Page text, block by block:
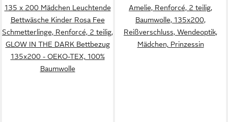
135 x 200 Mädchen Leuchtende
Bettwäsche Kinder Rosa Fee
Schmetterlinge, Renforcé, 2 teilig,
GLOW IN THE DARK Bettbezug
135x200 - OEKO-TEX, 100%
Baumwolle
Amelie, Renforcé, 2 teilig,
Baumwolle, 135x200,
Reißverschluss, Wendeoptik,
Mädchen, Prinzessin